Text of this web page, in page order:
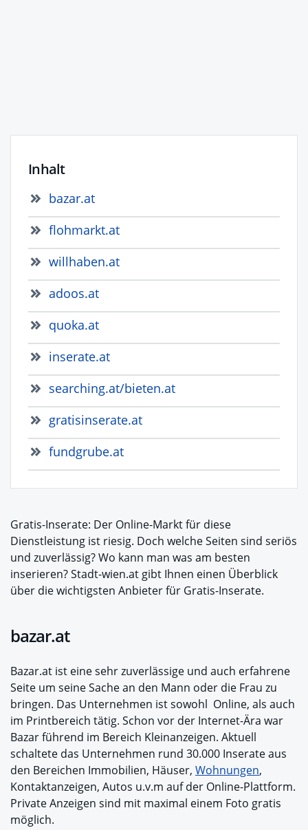
Inhalt
bazar.at
flohmarkt.at
willhaben.at
adoos.at
quoka.at
inserate.at
searching.at/bieten.at
gratisinserate.at
fundgrube.at
Gratis-Inserate: Der Online-Markt für diese
Dienstleistung ist riesig. Doch welche Seiten sind seriös
und zuverlässig? Wo kann man was am besten
inserieren? Stadt-wien.at gibt Ihnen einen Überblick
über die wichtigsten Anbieter für Gratis-Inserate.
bazar.at
Bazar.at ist eine sehr zuverlässige und auch erfahrene
Seite um seine Sache an den Mann oder die Frau zu
bringen. Das Unternehmen ist sowohl Online, als auch
im Printbereich tätig. Schon vor der Internet-Ära war
Bazar führend im Bereich Kleinanzeigen. Aktuell
schaltete das Unternehmen rund 30.000 Inserate aus
den Bereichen Immobilien, Häuser, Wohnungen,
Kontaktanzeigen, Autos u.v.m auf der Online-Plattform.
Private Anzeigen sind mit maximal einem Foto gratis
möglich.